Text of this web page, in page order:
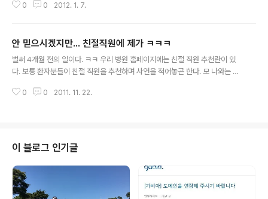
가 있다 했더니 응급실 전화가 오는구나... noti 하는 인턴은 동아리 후배...ㅋㅋ l
에 환자가 왔을때 일어나는 대략적인 시츄에이션은... 그 환자의 impression
을 잡아서 그에 맞는 과에 noti를 하고 그 과에서 보게되지만... 조금이라도 다른
걸리는게 있으면 다른과를 물고 들어가..
0 0 2012. 1. 7.
안 믿으시겠지만... 친절직원에 제가 ㅋㅋㅋ
벌써 4개월 전의 일이다. ㅋㅋ 우리 병원 홈페이지에는 친절 직원 추천란이 있
다. 보통 환자분들이 친절 직원을 추천하며 사연을 적어놓곤 한다. 모 나와는 별
실 간호사들이 "쌤 친절직원에 이름 나왔는데요~" 하면서 반겨주드라~ 모 제
셔서 대단히 감사합니다. 말씀 한마디, 행동 하나하나 마치 가족과 같이 대해 주
신 선생님의 성의에 진심으로 다시한번 감사드립니다. 친절을 뛰어 넘는 깊은
인정과 성의의 ..
0 0 2011. 11. 22.
이 블로그 인기글